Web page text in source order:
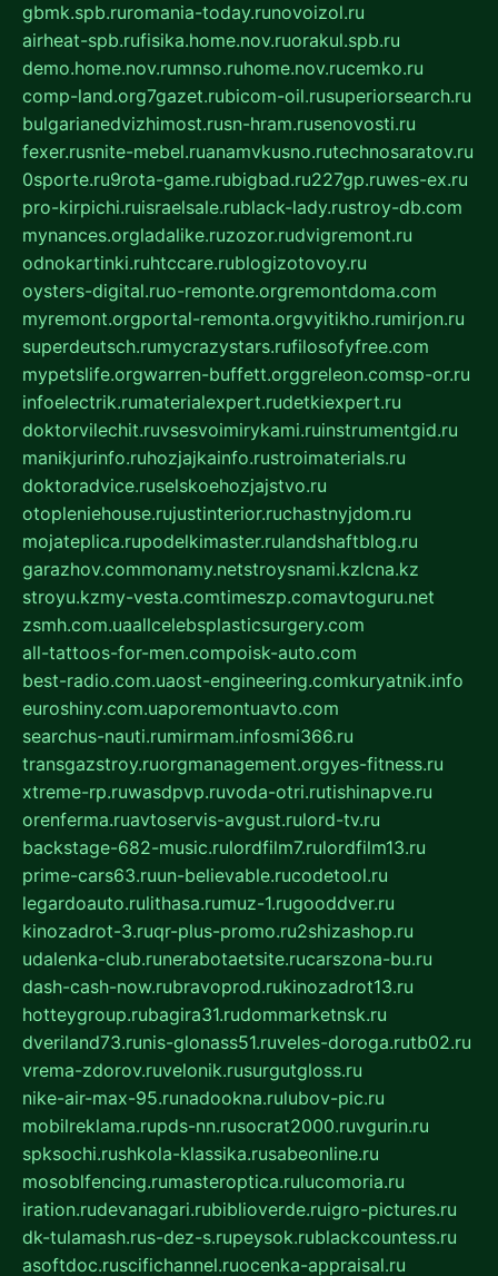
gbmk.spb.ruromania-today.runovoizol.ru
airheat-spb.rufisika.home.nov.ruorakul.spb.ru
demo.home.nov.rumnso.ruhome.nov.rucemko.ru
comp-land.org7gazet.rubicom-oil.rusuperiorsearch.ru
bulgarianedvizhimost.rusn-hram.rusenovosti.ru
fexer.rusnite-mebel.ruanamvkusno.rutechnosaratov.ru
0sporte.ru9rota-game.rubigbad.ru227gp.ruwes-ex.ru
pro-kirpichi.ruisraelsale.rublack-lady.rustroy-db.com
mynances.orgladalike.ruzozor.rudvigremont.ru
odnokartinki.ruhtccare.rublogizotovoy.ru
oysters-digital.ruo-remonte.orgremontdoma.com
myremont.orgportal-remonta.orgvyitikho.rumirjon.ru
superdeutsch.rumycrazystars.rufilosofyfree.com
mypetslife.orgwarren-buffett.orggreleon.comsp-or.ru
infoelectrik.rumaterialexpert.rudetkiexpert.ru
doktorvilechit.ruvsesvoimirykami.ruinstrumentgid.ru
manikjurinfo.ruhozjajkainfo.rustroimaterials.ru
doktoradvice.ruselskoehozjajstvo.ru
otopleniehouse.rujustinterior.ruchastnyjdom.ru
mojateplica.rupodelkimaster.rulandshaftblog.ru
garazhov.commonamy.netstroysnami.kzlcna.kz
stroyu.kzmy-vesta.comtimeszp.comavtoguru.net
zsmh.com.uaallcelebsplasticsurgery.com
all-tattoos-for-men.compoisk-auto.com
best-radio.com.uaost-engineering.comkuryatnik.info
euroshiny.com.uaporemontuavto.com
searchus-nauti.rumirmam.infosmi366.ru
transgazstroy.ruorgmanagement.orgyes-fitness.ru
xtreme-rp.ruwasdpvp.ruvoda-otri.rutishinapve.ru
orenferma.ruavtoservis-avgust.rulord-tv.ru
backstage-682-music.rulordfilm7.rulordfilm13.ru
prime-cars63.ruun-believable.rucodetool.ru
legardoauto.rulithasa.rumuz-1.rugooddver.ru
kinozadrot-3.ruqr-plus-promo.ru2shizashop.ru
udalenka-club.runerabotaetsite.rucarszona-bu.ru
dash-cash-now.rubravoprod.rukinozadrot13.ru
hotteygroup.rubagira31.rudommarketnsk.ru
dveriland73.runis-glonass51.ruveles-doroga.rutb02.ru
vrema-zdorov.ruvelonik.rusurgutgloss.ru
nike-air-max-95.runadookna.rulubov-pic.ru
mobilreklama.rupds-nn.rusocrat2000.ruvgurin.ru
spksochi.rushkola-klassika.rusabeonline.ru
mosoblfencing.rumasteroptica.rulucomoria.ru
iration.rudevanagari.rubiblioverde.ruigro-pictures.ru
dk-tulamash.rus-dez-s.rupeysok.rublackcountess.ru
asoftdoc.ruscifichannel.ruocenka-appraisal.ru